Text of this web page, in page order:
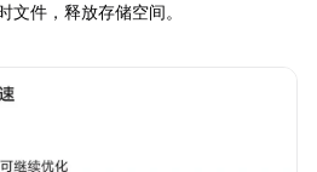
文件，释放存储空间。